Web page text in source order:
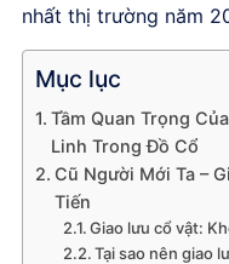
nhất thị trường năm
Mục lục
Tầm Quan Trọng
Linh Trong Đồ Cổ
Cũ Người Mới Ta –
Tiến
Giao lưu cổ vật:
Tại sao nên giao